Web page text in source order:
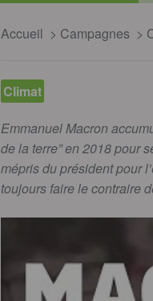
Accueil Campagnes
Climat
Emmanuel Macron
de la terre” en 2018 pour
mépris du président pour
toujours faire le contraire